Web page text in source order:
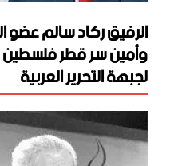
الرفيق ركاد سالم عضو
وأمين سر قطر فلسطين
لجبهة التحرير العربية